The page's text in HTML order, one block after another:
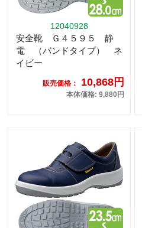
12040928
安全靴 Ｇ４５９５ 静
電 （バンドタイプ） ネ
イビー
販売価格： 10,868円
本体価格: 9,880円